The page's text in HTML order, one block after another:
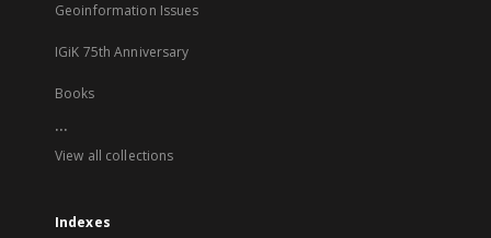
Geoinformation Issues
IGiK 75th Anniversary
Books
...
View all collections
Indexes